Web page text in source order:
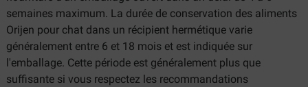
semaines maximum. La durée de conservation des aliments
Orijen pour chat dans un récipient hermétique varie
généralement entre 6 et 18 mois et est indiquée sur
l'emballage. Cette période est généralement plus que
suffisante si vous respectez les recommandations